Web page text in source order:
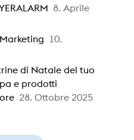
8. Aprile
10.
di Natale del tuo
e prodotti
28. Ottobre 2025